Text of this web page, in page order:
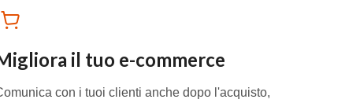
il tuo e-commerce
con i tuoi clienti anche dopo l'acquisto,